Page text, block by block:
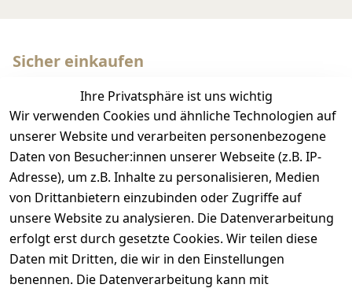
Ihre Privatsphäre ist uns wichtig
Wir verwenden Cookies und ähnliche Technologien auf
unserer Website und verarbeiten personenbezogene
Daten von Besucher:innen unserer Webseite (z.B. IP-
Adresse), um z.B. Inhalte zu personalisieren, Medien
von Drittanbietern einzubinden oder Zugriffe auf
unsere Website zu analysieren. Die Datenverarbeitung
erfolgt erst durch gesetzte Cookies. Wir teilen diese
Daten mit Dritten, die wir in den Einstellungen
benennen. Die Datenverarbeitung kann mit
Sicher einkaufen
Wir versenden mit